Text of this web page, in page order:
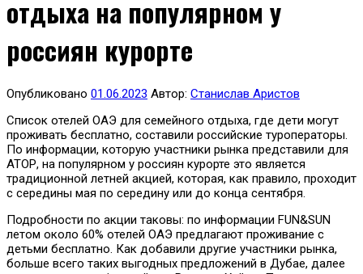
отдыха на популярном у
россиян курорте
Опубликовано 01.06.2023 Автор: Станислав Аристов
Список отелей ОАЭ для семейного отдыха, где дети могут
проживать бесплатно, составили российские туроператоры.
По информации, которую участники рынка представили для
АТОР, на популярном у россиян курорте это является
традиционной летней акцией, которая, как правило, проходит
с середины мая по середину или до конца сентября.
Подробности по акции таковы: по информации FUN&SUN
летом около 60% отелей ОАЭ предлагают проживание с
детьми бесплатно. Как добавили другие участники рынка,
больше всего таких выгодных предложений в Дубае, далее